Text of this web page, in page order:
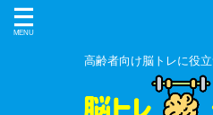
高齢者向け脳トレに役